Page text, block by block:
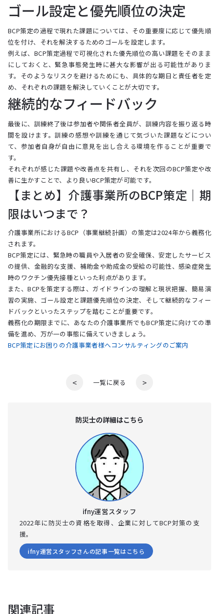
ゴール設定と優先順位の決定
BCP策定の過程で現れた課題については、その重要度に応じて優先順
位を付け、それを解決するためのゴールを設定します。
例えば、BCP策定過程で可視化された優先順位の高い課題をそのまま
にしておくと、緊急事態発生時に甚大な影響が出る可能性がありま
す。そのようなリスクを避けるためにも、具体的な期日と責任者を定
め、それぞれの課題を解決していくことが大切です。
継続的なフィードバック
最後に、訓練終了後は参加者や関係者全員が、訓練内容を振り返る時
間を設けます。訓練の感想や訓練を通じて気づいた課題などについ
て、参加者自身が自由に意見を出し合える環境を作ることが重要で
す。
それぞれが感じた課題や改善点を共有し、それを次回のBCP策定や改
善に生かすことで、より良いBCP策定が可能です。
【まとめ】介護事業所のBCP策定｜期
限はいつまで？
介護事業所におけるBCP（事業継続計画）の策定は2024年から義務化
されます。
BCP策定には、緊急時の職員や入居者の安全確保、安定したサービス
の提供、金融的な支援、補助金や助成金の受給の可能性、感染症発生
時のワクチン優先接種といった利点があります。
また、BCPを策定する際は、ガイドラインの理解と現状把握、簡易演
習の実施、ゴール設定と課題優先順位の決定、そして継続的なフィー
ドバックといったステップを踏むことが重要です。
義務化の期限までに、あなたの介護事業所でもBCP策定に向けての準
備を進め、万が一の事態に備えていきましょう。
BCP策定にお困りの介護事業者様へコンサルティングのご案内
< 一覧に戻る >
防災⼠の詳細はこちら
ifny運営スタッフ
2022年に防災士の資格を取得、企業に対してBCP対策の支
援。
ifny運営スタッフさんの記事一覧はこちら
関連記事